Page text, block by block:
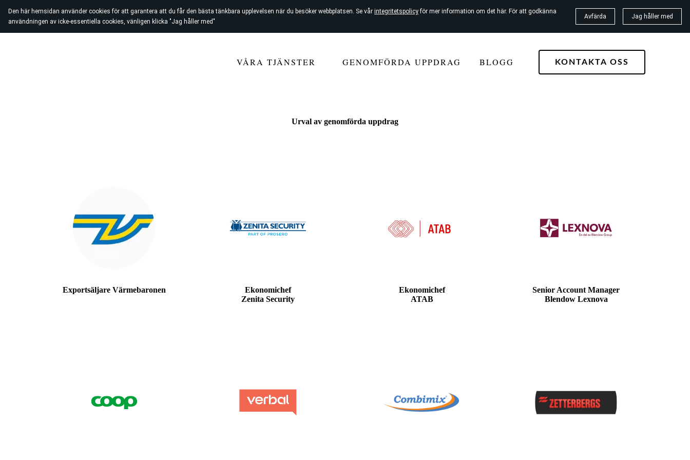
Den här hemsidan använder cookies för att garantera att du får den bästa tänkbara upplevelsen när du besöker webbplatsen. Se vår integritetspolicyför mer information om det här. För att godkänna
användningen av icke-essentiella cookies, vänligen klicka "Jag håller med"
Avfärda Jag håller med
VÅRA TJÄNSTER GENOMFÖRDA UPPDRAG BLOGG KONTAKTA OSS
Urval av genomförda uppdrag
Exportsäljare Värmebaronen
Ekonomichef
Zenita Security
Ekonomichef
ATAB
Senior Account Manager
Blendow Lexnova